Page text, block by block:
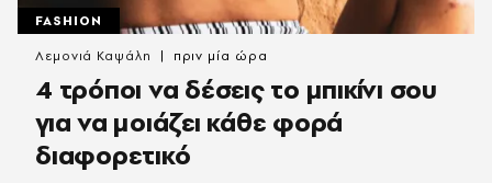
FASHION
4 τρόποι να δέσεις το μπικίνι σου
για να μοιάζει κάθε φορά
διαφορετικό
Λεμονιά Καψάλη πριν μία ώρα